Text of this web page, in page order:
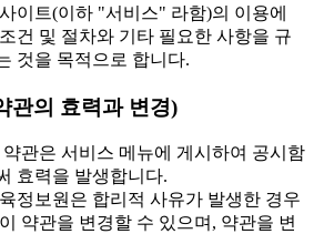
이트(이하 "서비스" 라함)의 이용에
건 및 절차와 기타 필요한 사항을 규
것을 목적으로 합니다.
관의 효력과 변경)
관은 서비스 메뉴에 게시하여 공시함
효력을 발생합니다.
정보원은 합리적 사유가 발생한 경우
약관을 변경할 수 있으며, 약관을 변